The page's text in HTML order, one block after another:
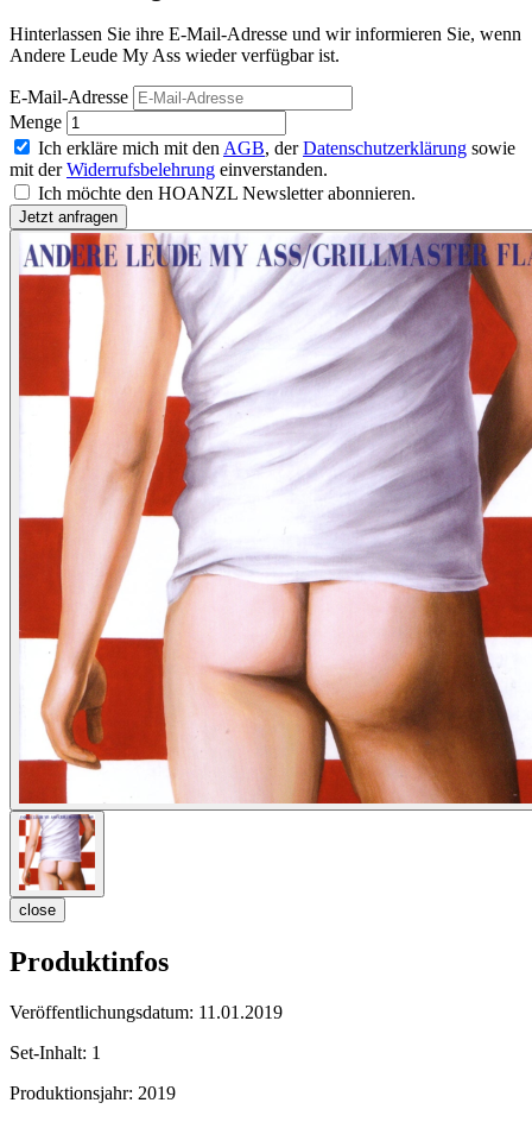
Hinterlassen Sie ihre E-Mail-Adresse und wir informieren Sie, wenn
Andere Leude My Ass wieder verfügbar ist.
E-Mail-Adresse
Menge
Ich erkläre mich mit den AGB, derDatenschutzerklärung sowie
mit derWiderrufsbelehrung einverstanden.
Ich möchte den HOANZL Newsletter abonnieren.
close
Produktinfos
Veröffentlichungsdatum: 11.01.2019
Set-Inhalt: 1
Produktionsjahr: 2019